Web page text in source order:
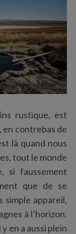
rustique, est
en contrebas de
là quand nous
tout le monde
si faussement
que de se
simple appareil,
à l’horizon.
en a aussi plein